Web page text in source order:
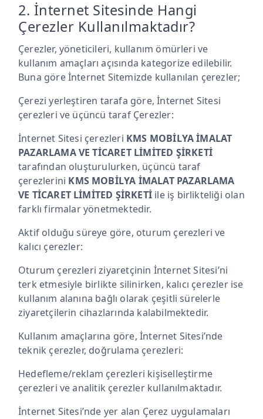
2. İnternet Sitesinde Hangi
Çerezler Kullanılmaktadır?
Çerezler, yöneticileri, kullanım ömürleri ve
kullanım amaçları açısında kategorize edilebilir.
Buna göre İnternet Sitemizde kullanılan çerezler;
Çerezi yerleştiren tarafa göre, İnternet Sitesi
çerezleri ve üçüncü taraf Çerezler:
İnternet Sitesi çerezleri KMS MOBİLYA İMALAT
PAZARLAMA VE TİCARET LİMİTED ŞİRKETİ
tarafından oluşturulurken, üçüncü taraf
çerezlerini KMS MOBİLYA İMALAT PAZARLAMA
VE TİCARET LİMİTED ŞİRKETİ ile iş birlikteliği olan
farklı firmalar yönetmektedir.
Aktif olduğu süreye göre, oturum çerezleri ve
kalıcı çerezler:
Oturum çerezleri ziyaretçinin İnternet Sitesi’ni
terk etmesiyle birlikte silinirken, kalıcı çerezler ise
kullanım alanına bağlı olarak çeşitli sürelerle
ziyaretçilerin cihazlarında kalabilmektedir.
Kullanım amaçlarına göre, İnternet Sitesi’nde
teknik çerezler, doğrulama çerezleri:
Hedefleme/reklam çerezleri kişiselleştirme
çerezleri ve analitik çerezler kullanılmaktadır.
İnternet Sitesi’nde yer alan Çerez uygulamaları